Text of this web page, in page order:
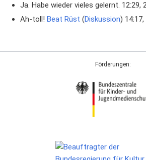
Ja. Habe wieder vieles gelernt. 12:29,
Ah-toll! Beat Rüst (Diskussion) 14:17,
Förderungen: